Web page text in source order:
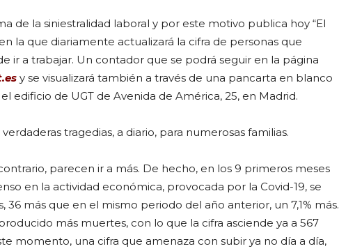
de la siniestralidad laboral y por este motivo publica hoy “El
la que diariamente actualizará la cifra de personas que
ir a trabajar. Un contador que se podrá seguir en la página
y se visualizará también a través de una pancarta en blanco
edificio de UGT de Avenida de América, 25, en Madrid.
tragedias, a diario, para numerosas familias.
parecen ir a más. De hecho, en los 9 primeros meses
en la actividad económica, provocada por la Covid-19, se
36 más que en el mismo periodo del año anterior, un 7,1% más.
más muertes, con lo que la cifra asciende ya a 567
momento, una cifra que amenaza con subir ya no día a día,